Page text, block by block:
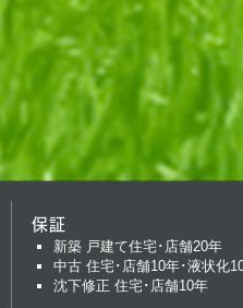
保証
新築 戸建て住宅･店舗20年
中古 住宅･店舗10年･液状化
沈下修正 住宅･店舗10年